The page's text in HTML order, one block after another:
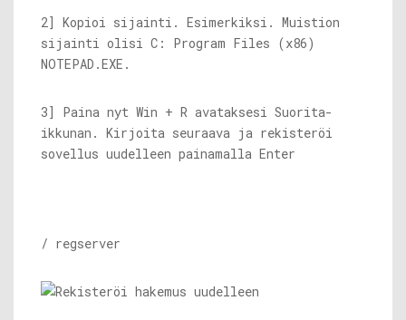
2] Kopioi sijainti. Esimerkiksi. Muistion
sijainti olisi C: Program Files (x86)
NOTEPAD.EXE .
3] Paina nyt Win + R avataksesi Suorita-
ikkunan. Kirjoita seuraava ja rekisteröi
sovellus uudelleen painamalla Enter
/ regserver